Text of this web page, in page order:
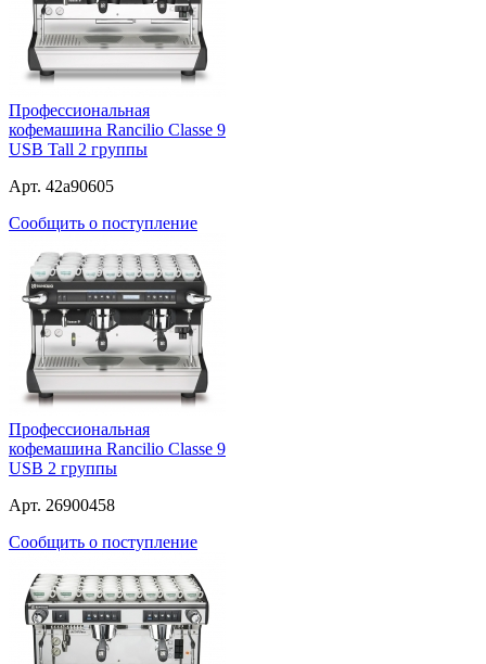
Профессиональная
кофемашина Rancilio Classe 9
USB Tall 2 группы
Арт. 42a90605
Сообщить о поступление
Профессиональная
кофемашина Rancilio Classe 9
USB 2 группы
Арт. 26900458
Сообщить о поступление